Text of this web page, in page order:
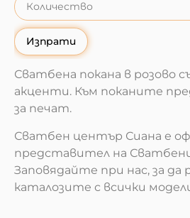
Изпрати
Сватбена покана в розово
акценти. Към поканите
за печат.
Сватбен център Сиана е
представител на
Заповядайте при нас, за да
каталозите с всички